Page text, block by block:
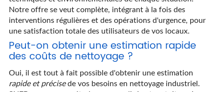
Notre offre se veut complète, intégrant à la fois des
interventions régulières et des opérations d'urgence, pour
une satisfaction totale des utilisateurs de vos locaux.
Peut-on obtenir une estimation rapide
des coûts de nettoyage ?
Oui, il est tout à fait possible d'obtenir une estimation
rapide et précisede vos besoins en nettoyage industriel.